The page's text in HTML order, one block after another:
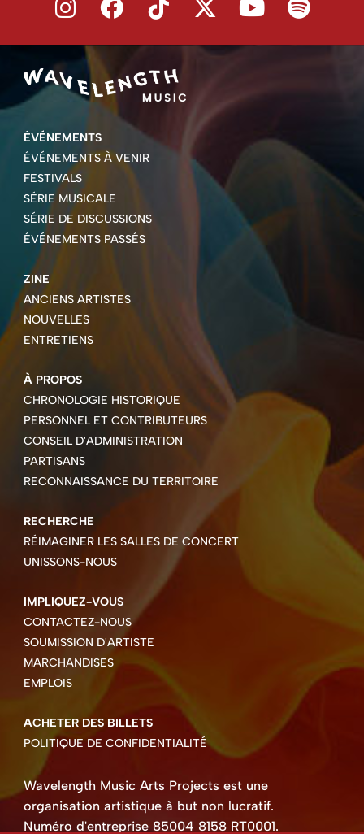
ÉVÉNEMENTS
ÉVÉNEMENTS À VENIR
FESTIVALS
SÉRIE MUSICALE
SÉRIE DE DISCUSSIONS
ÉVÉNEMENTS PASSÉS
ZINE
ANCIENS ARTISTES
NOUVELLES
ENTRETIENS
À PROPOS
CHRONOLOGIE HISTORIQUE
PERSONNEL ET CONTRIBUTEURS
CONSEIL D'ADMINISTRATION
PARTISANS
RECONNAISSANCE DU TERRITOIRE
RECHERCHE
RÉIMAGINER LES SALLES DE CONCERT
UNISSONS-NOUS
IMPLIQUEZ-VOUS
CONTACTEZ-NOUS
SOUMISSION D'ARTISTE
MARCHANDISES
EMPLOIS
ACHETER DES BILLETS
POLITIQUE DE CONFIDENTIALITÉ
Wavelength Music Arts Projects est une
organisation artistique à but non lucratif.
Numéro d'entreprise 85004 8158 RT0001.